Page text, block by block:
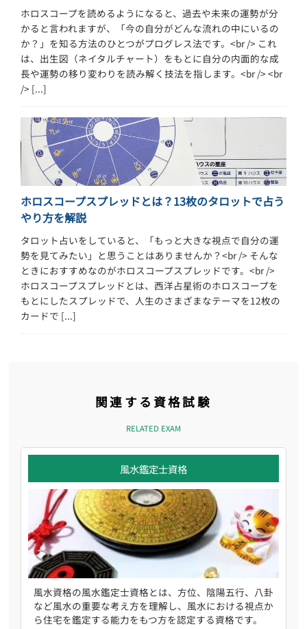
ホロスコープを読めるようになると、過去や未来の運勢が分
かると言われますが、「今の自分がどんな流れの中にいるの
か？」を知る方法のひとつがプログレス法です。<br /> これ
は、出生図（ネイタルチャート）をもとに自分の内面的な成
長や運勢の移り変わりを読み解く技法を指します。<br /> <br
/> [...]
ホロスコープスプレッドとは？13枚のタロットで占う
やり方を解説
タロット占いをしていると、「もっと大きな視点で自分の運
勢を見てみたい」と思うことはありませんか？<br /> そんな
ときにおすすめなのがホロスコープスプレッドです。<br />
ホロスコープスプレッドとは、西洋占星術のホロスコープを
もとにしたスプレッドで、人生のさまざまなテーマを12枚の
カードで [...]
関連する資格試験
RELATED EXAM
風水鑑定士資格
風水資格の風水鑑定士資格とは、方位、陰陽五行、八卦
など風水の重要な考え方を理解し、風水における視点か
ら住宅を鑑定する能力をもつ方を認定する資格です。